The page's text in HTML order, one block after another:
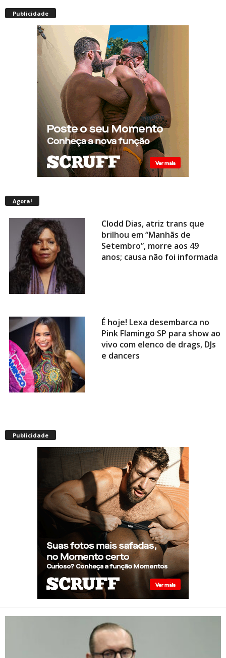
Publicidade
Agora!
Clodd Dias, atriz trans que
brilhou em “Manhãs de
Setembro”, morre aos 49
anos; causa não foi informada
É hoje! Lexa desembarca no
Pink Flamingo SP para show ao
vivo com elenco de drags, DJs
e dancers
superior à real, aponta
relatório internacional
Gay de 62 anos relembra
quando, aos 15, foi garoto de
programa por quatro meses
sem saber: “Idiotice da minha
parte”
STF: Ministro Cristiano Zanin
vota para derrubar lei que
proíbe atletas transgênero
em competições de Londrina
Publicidade